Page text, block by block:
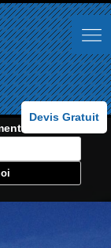
Devis Gratuit